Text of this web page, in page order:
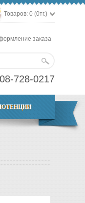
Товаров: 0 (0тг.)
заказа
728-0217